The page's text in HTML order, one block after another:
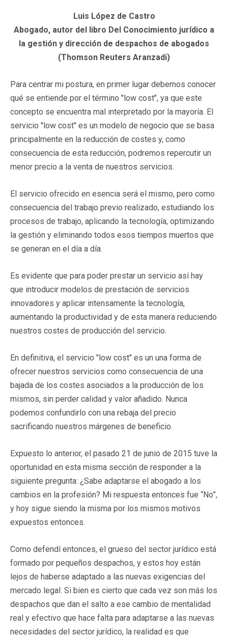
Luis López de Castro
Abogado, autor del libro Del Conocimiento jurídico a
la gestión y dirección de despachos de abogados
(Thomson Reuters Aranzadi)
Para centrar mi postura, en primer lugar debemos conocer
qué se entiende por el término "low cost", ya que este
concepto se encuentra mal interpretado por la mayoría. El
servicio "low cost" es un modelo de negocio que se basa
principalmente en la reducción de costes y, como
consecuencia de esta reducción, podremos repercutir un
menor precio a la venta de nuestros servicios.
El servicio ofrecido en esencia será el mismo, pero como
consecuencia del trabajo previo realizado, estudiando los
procesos de trabajo, aplicando la tecnología, optimizando
la gestión y eliminando todos esos tiempos muertos que
se generan en el día a día.
Es evidente que para poder prestar un servicio así hay
que introducir modelos de prestación de servicios
innovadores y aplicar intensamente la tecnología,
aumentando la productividad y de esta manera reduciendo
nuestros costes de producción del servicio.
En definitiva, el servicio "low cost" es un una forma de
ofrecer nuestros servicios como consecuencia de una
bajada de los costes asociados a la producción de los
mismos, sin perder calidad y valor añadido. Nunca
podemos confundirlo con una rebaja del precio
sacrificando nuestros márgenes de beneficio.
Expuesto lo anterior, el pasado 21 de junio de 2015 tuve la
oportunidad en esta misma sección de responder a la
siguiente pregunta: ¿Sabe adaptarse el abogado a los
cambios en la profesión? Mi respuesta entonces fue “No”,
y hoy sigue siendo la misma por los mismos motivos
expuestos entonces.
Como defendí entonces, el grueso del sector jurídico está
formado por pequeños despachos, y estos hoy están
lejos de haberse adaptado a las nuevas exigencias del
mercado legal. Si bien es cierto que cada vez son más los
despachos que dan el salto a ese cambio de mentalidad
real y efectivo que hace falta para adaptarse a las nuevas
necesidades del sector jurídico, la realidad es que